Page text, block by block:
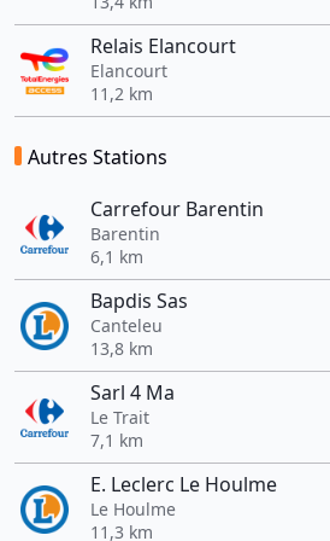
Relais Elancourt
Elancourt
11,2 km
Autres Stations
Carrefour Barentin
Barentin
6,1 km
Bapdis Sas
Canteleu
13,8 km
Sarl 4 Ma
Le Trait
7,1 km
E. Leclerc Le Houlme
Le Houlme
11,3 km